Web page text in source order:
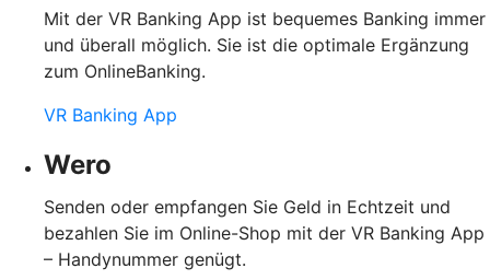
Mit der VR Banking App ist bequemes Banking immer
und überall möglich. Sie ist die optimale Ergänzung
zum OnlineBanking.
VR Banking App
Wero
Senden oder empfangen Sie Geld in Echtzeit und
bezahlen Sie im Online-Shop mit der VR Banking App
– Handynummer genügt.